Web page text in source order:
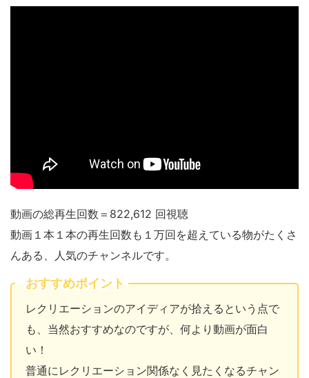
動画の総再生回数＝822,612 回視聴
動画１本１本の再生回数も１万回を超えている物がたくさ
んある、人気のチャンネルです。
おすすめポイント
レクリエーションのアイディアが拾えるという点で
も、当然おすすめなのですが、何より動画が面白
い！
普通にレクリエーション関係なく見たくなるチャン